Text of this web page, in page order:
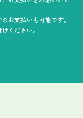
お支払いも可能です。
ください。